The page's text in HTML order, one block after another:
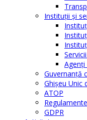
Instituţii şi
Guvernanță
Ghişeu Unic
ATOP
Regulamente
GDPR